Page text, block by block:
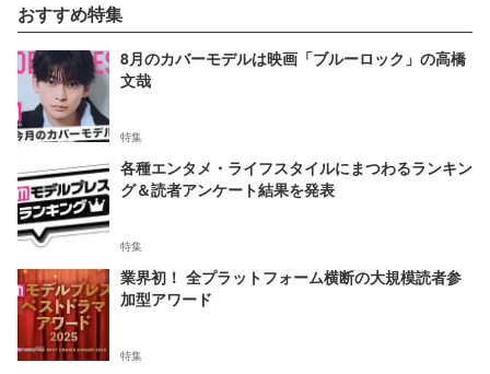
おすすめ特集
8月のカバーモデルは映画「ブルーロック」の高橋
文哉
特集
各種エンタメ・ライフスタイルにまつわるランキン
グ＆読者アンケート結果を発表
特集
業界初！ 全プラットフォーム横断の大規模読者参
加型アワード
特集